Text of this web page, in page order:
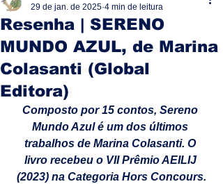
Resenha | SERENO
MUNDO AZUL, de Marina
Colasanti (Global
Editora)
29 de jan. de 2025 4 min de leitura
Composto por 15 contos, Sereno
Mundo Azul é um dos últimos
trabalhos de Marina Colasanti. O
livro recebeu o VII Prêmio AEILIJ
(2023) na Categoria Hors Concours.